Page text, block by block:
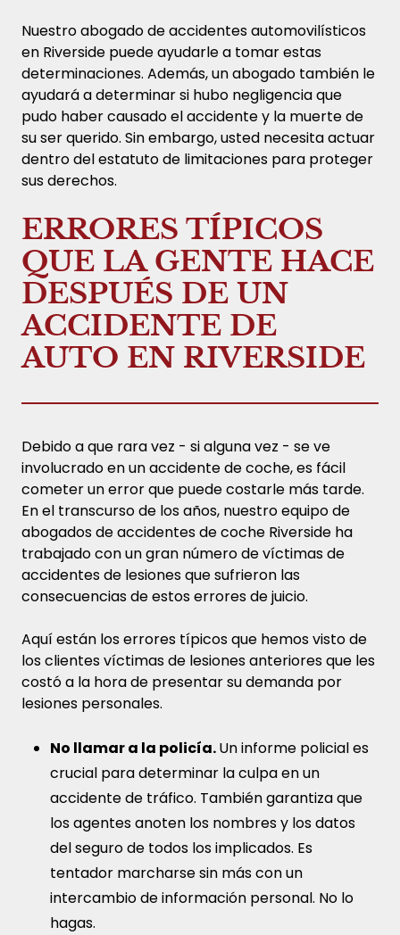
Nuestro abogado de accidentes automovilísticos
en Riverside puede ayudarle a tomar estas
determinaciones. Además, un abogado también le
ayudará a determinar si hubo negligencia que
pudo haber causado el accidente y la muerte de
su ser querido. Sin embargo, usted necesita actuar
dentro del estatuto de limitaciones para proteger
sus derechos.
ERRORES TÍPICOS
QUE LA GENTE HACE
DESPUÉS DE UN
ACCIDENTE DE
AUTO EN RIVERSIDE
Debido a que rara vez - si alguna vez - se ve
involucrado en un accidente de coche, es fácil
cometer un error que puede costarle más tarde.
En el transcurso de los años, nuestro equipo de
abogados de accidentes de coche Riverside ha
trabajado con un gran número de víctimas de
accidentes de lesiones que sufrieron las
consecuencias de estos errores de juicio.
Aquí están los errores típicos que hemos visto de
los clientes víctimas de lesiones anteriores que les
costó a la hora de presentar su demanda por
lesiones personales.
No llamar a la policía.Un informe policial es
crucial para determinar la culpa en un
accidente de tráfico. También garantiza que
los agentes anoten los nombres y los datos
del seguro de todos los implicados. Es
tentador marcharse sin más con un
intercambio de información personal. No lo
hagas.